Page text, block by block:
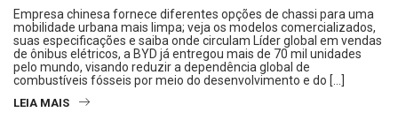
Empresa chinesa fornece diferentes opções de chassi para uma
mobilidade urbana mais limpa; veja os modelos comercializados,
suas especificações e saiba onde circulam Líder global em vendas
de ônibus elétricos, a BYD já entregou mais de 70 mil unidades
pelo mundo, visando reduzir a dependência global de
combustíveis fósseis por meio do desenvolvimento e do […]
LEIA MAIS